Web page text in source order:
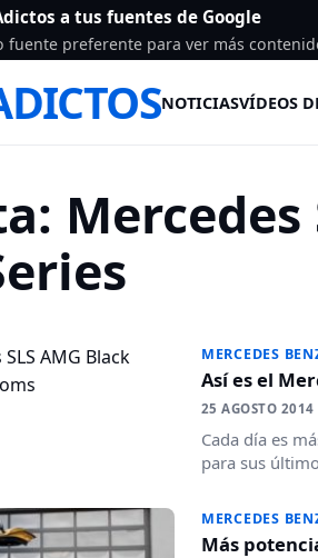
a tus fuentes de Google
fuente preferente para ver más
NOTICIASVÍDEOS
Mercedes
MERCEDES
Así es el
25 AGOSTO 2014
Cada día es
para sus
MERCEDES
Más